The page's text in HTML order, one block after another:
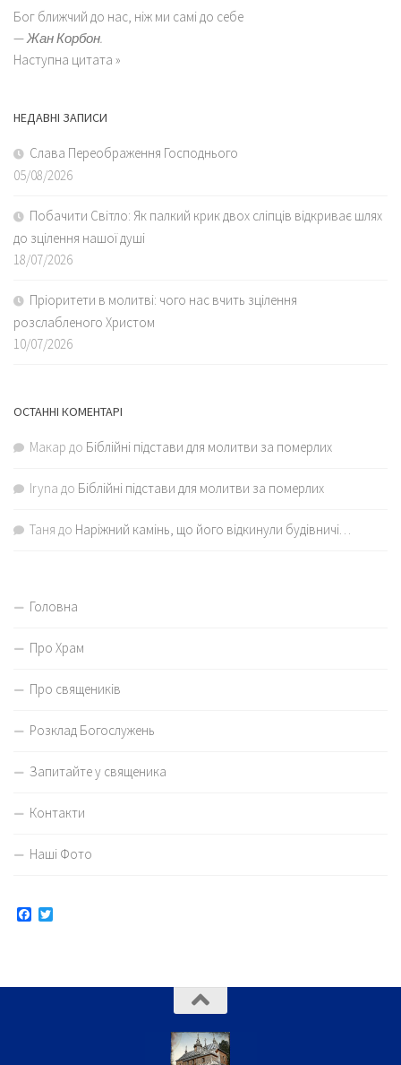
Бог ближчий до нас, ніж ми самі до себе
—Жан Корбон.
Наступна цитата »
НЕДАВНІ ЗАПИСИ
Слава Переображення Господнього
05/08/2026
Побачити Світло: Як палкий крик двох сліпців відкриває шлях
до зцілення нашої душі
18/07/2026
Пріоритети в молитві: чого нас вчить зцілення
розслабленого Христом
10/07/2026
ОСТАННІ КОМЕНТАРІ
Макар до Біблійні підстави для молитви за померлих
Iryna до Біблійні підстави для молитви за померлих
Таня до Наріжний камінь, що його відкинули будівничі…
Головна
Про Храм
Про священиків
Розклад Богослужень
Запитайте у священика
Контакти
Наші Фото
Facebook